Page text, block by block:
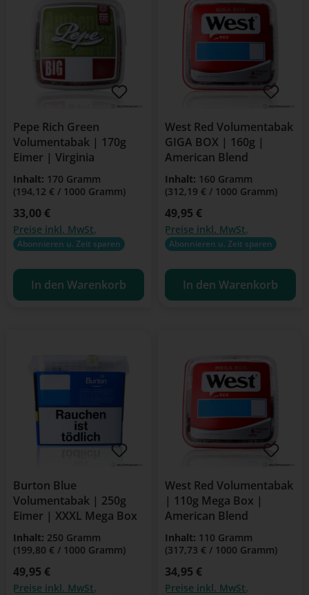
Pepe Rich Green
Volumentabak | 170g
Eimer | Virginia
Inhalt: 170 Gramm
(194,12 € / 1000 Gramm)
Regulärer Preis:
33,00 €
Preise inkl. MwSt.
Abonnieren u. Zeit sparen
In den Warenkorb
West Red Volumentabak
GIGA BOX | 160g |
American Blend
Inhalt: 160 Gramm
(312,19 € / 1000 Gramm)
Regulärer Preis:
49,95 €
Preise inkl. MwSt.
Abonnieren u. Zeit sparen
In den Warenkorb
Burton Blue
Volumentabak | 250g
Eimer | XXXL Mega Box
Inhalt: 250 Gramm
(199,80 € / 1000 Gramm)
Regulärer Preis:
49,95 €
Preise inkl. MwSt.
West Red Volumentabak
| 110g Mega Box |
American Blend
Inhalt: 110 Gramm
(317,73 € / 1000 Gramm)
Regulärer Preis:
34,95 €
Preise inkl. MwSt.